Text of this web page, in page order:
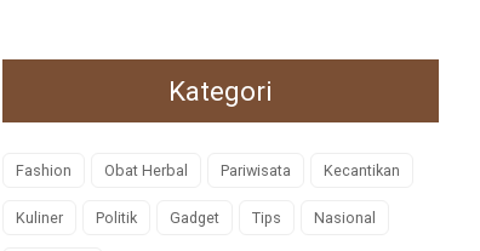
Kategori
Fashion Obat Herbal Pariwisata Kecantikan
Kuliner Politik Gadget Tips Nasional